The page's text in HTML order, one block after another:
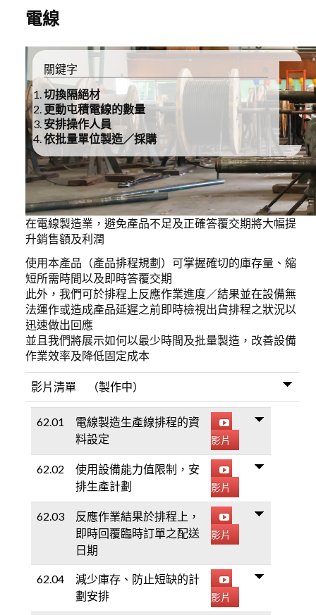
WEBINAR
LIBRARY
COMPANY
CONTACT US
LINKEDIN
PARTNERS
電線
關鍵字
切換隔絕材
更動屯積電線的數量
安排操作人員
依批量單位製造／採購
在電線製造業，避免產品不足及正確答覆交期將大幅提
升銷售額及利潤
使用本產品（產品排程規劃）可掌握確切的庫存量、縮
短所需時間以及即時答覆交期
此外，我們可於排程上反應作業進度／結果並在設備無
法運作或造成產品延遲之前即時檢視出貨排程之狀況以
迅速做出回應
並且我們將展示如何以最少時間及批量製造，改善設備
作業效率及降低固定成本
影片清單 （製作中）
62.01
電線製造生產線排程的資
料設定
影片
62.02
使用設備能力值限制，安
排生產計劃
影片
62.03
反應作業結果於排程上，
即時回覆臨時訂單之配送
日期
影片
62.04
減少庫存、防止短缺的計
劃安排
影片